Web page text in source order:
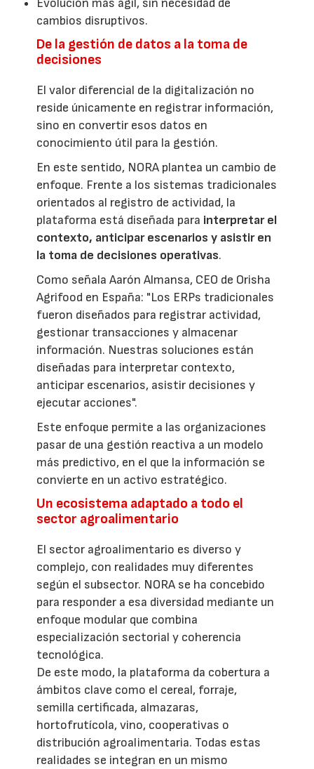
Evolución más ágil, sin necesidad de
cambios disruptivos.
De la gestión de datos a la toma de
decisiones
El valor diferencial de la digitalización no
reside únicamente en registrar información,
sino en convertir esos datos en
conocimiento útil para la gestión.
En este sentido, NORA plantea un cambio de
enfoque. Frente a los sistemas tradicionales
orientados al registro de actividad, la
plataforma está diseñada para interpretar el
contexto, anticipar escenarios y asistir en
la toma de decisiones operativas.
Como señala Aarón Almansa, CEO de Orisha
Agrifood en España: "Los ERPs tradicionales
fueron diseñados para registrar actividad,
gestionar transacciones y almacenar
información. Nuestras soluciones están
diseñadas para interpretar contexto,
anticipar escenarios, asistir decisiones y
ejecutar acciones".
Este enfoque permite a las organizaciones
pasar de una gestión reactiva a un modelo
más predictivo, en el que la información se
convierte en un activo estratégico.
Un ecosistema adaptado a todo el
sector agroalimentario
El sector agroalimentario es diverso y
complejo, con realidades muy diferentes
según el subsector. NORA se ha concebido
para responder a esa diversidad mediante un
enfoque modular que combina
especialización sectorial y coherencia
tecnológica.
De este modo, la plataforma da cobertura a
ámbitos clave como el cereal, forraje,
semilla certificada, almazaras,
hortofrutícola, vino, cooperativas o
distribución agroalimentaria. Todas estas
realidades se integran en un mismo